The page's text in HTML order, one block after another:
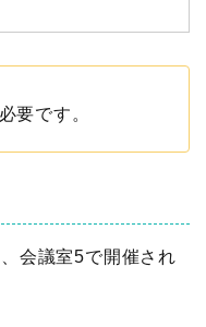
要です。
会議室5で開催され